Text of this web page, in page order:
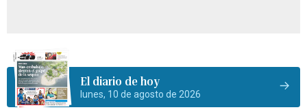
El diario de hoy
lunes, 10 de agosto de 2026